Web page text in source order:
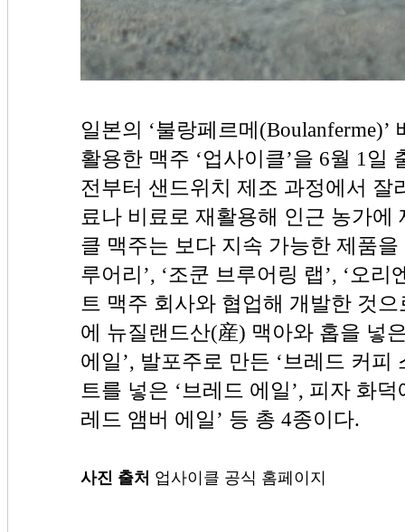
일본의 ‘불랑페르메
활용한 맥주 ‘업사이클’을 6월 1일
전부터 샌드위치 제조 과정에서 잘
료나 비료로 재활용해 인근 농가에
클 맥주는 보다 지속 가능한 제품
루어리’, ‘조쿤 브루어링 랩’, ‘오
트 맥주 회사와 협업해 개발한 것
에 뉴질랜드산(産) 맥아와 홉을 넣
에일’, 발포주로 만든 ‘브레드 커피
트를 넣은 ‘브레드 에일’, 피자 화
레드 앰버 에일’ 등 총 4종이다.
사진 출처 업사이클 공식 홈페이지